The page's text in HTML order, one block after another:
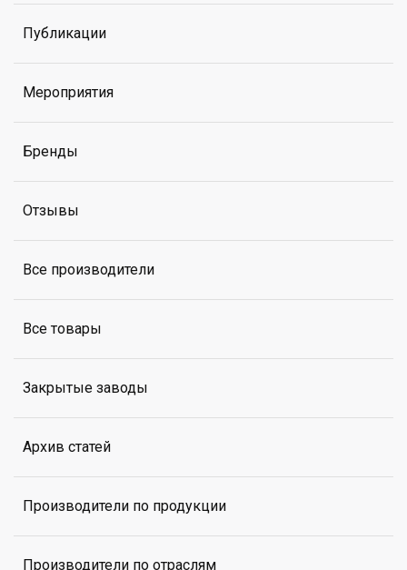
Публикации
Мероприятия
Бренды
Отзывы
Все производители
Все товары
Закрытые заводы
Архив статей
Производители по продукции
Производители по отраслям